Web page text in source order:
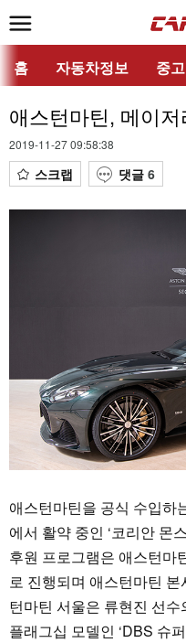
홈 자동차정보 중
애스턴마틴, 메이
2019-11-27 09:58:38
스크랩 댓글 6
애스턴마틴을 공식 수입하
에서 활약 중인 ‘코리안 몬
후원 프로그램은 애스턴마
로 진행되며 애스턴마틴
턴마틴 서울은 류현진 선
플래그십 모델인 ‘DBS 슈